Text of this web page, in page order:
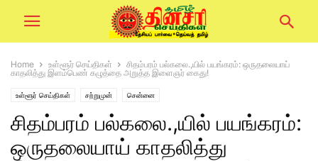
Home உள்ளூர் செய்திகள்
சிதம்பரம் பல்கலை.,யில் பயங்கரம்: ஒருதலையாய்
காதலித்து இளம்பெண் கழுத்தை அறுத்த இளைஞர் கைது!
உள்ளூர் செய்திகள் சற்றுமுன் சென்னை
சிதம்பரம் பல்கலை.,யில் பயங்கரம்:
ஒருதலையாய் காதலித்து